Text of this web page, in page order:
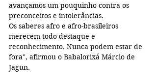
avançamos um pouquinho contra os
preconceitos e intolerâncias.
Os saberes afro e afro-brasileiros
merecem todo destaque e
reconhecimento. Nunca podem estar de
fora", afirmou o Babalorixá Márcio de
Jagun.